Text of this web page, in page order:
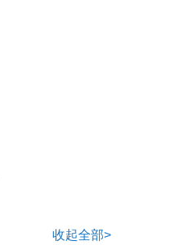
收起全部>